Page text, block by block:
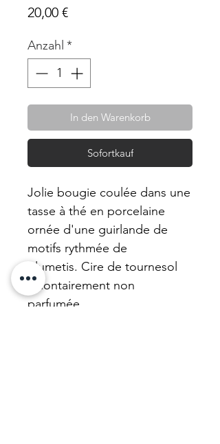
20,00 €Preis
Anzahl *
In den Warenkorb
Sofortkauf
Jolie bougie coulée dans une
tasse à thé en porcelaine
ornée d'une guirlande de
motifs rythmée de
plumetis. Cire de tournesol
volontairement non
parfumée.